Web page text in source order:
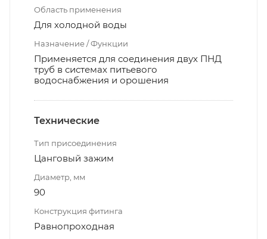
Область применения
Для холодной воды
Назначение / Функции
Применяется для соединения двух ПНД
труб в системах питьевого
водоснабжения и орошения
Технические
Тип присоединения
Цанговый зажим
Диаметр, мм
90
Конструкция фитинга
Равнопроходная